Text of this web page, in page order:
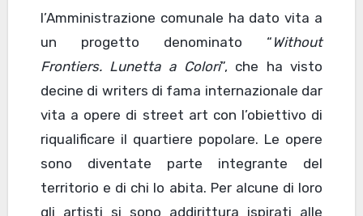
l’Amministrazione comunale ha dato vita a
un progetto denominato “ Without
Frontiers. Lunetta a Colori”, che ha visto
decine di writers di fama internazionale dar
vita a opere di street art con l’obiettivo di
riqualificare il quartiere popolare. Le opere
sono diventate parte integrante del
territorio e di chi lo abita. Per alcune di loro
gli artisti si sono addirittura ispirati alle